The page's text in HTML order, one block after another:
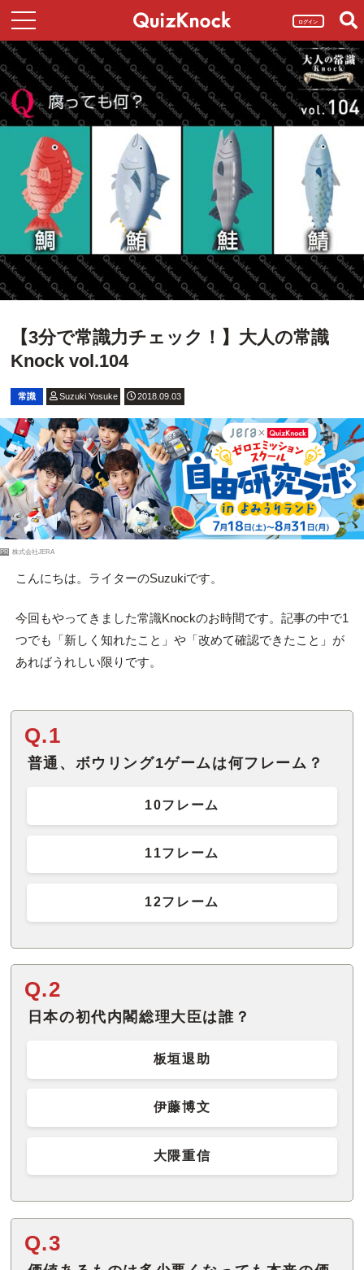
ログイン
【3分で常識力チェック！】大人の常識
Knock vol.104
常識 Suzuki Yosuke 2018.09.03
PR 株式会社JERA
こんにちは。ライターのSuzukiです。
今回もやってきました常識Knockのお時間です。記事の中で1
つでも「新しく知れたこと」や「改めて確認できたこと」が
あればうれしい限りです。
Q.1
普通、ボウリング1ゲームは何フレーム？
10フレーム
11フレーム
12フレーム
Q.2
日本の初代内閣総理大臣は誰？
板垣退助
伊藤博文
大隈重信
Q.3